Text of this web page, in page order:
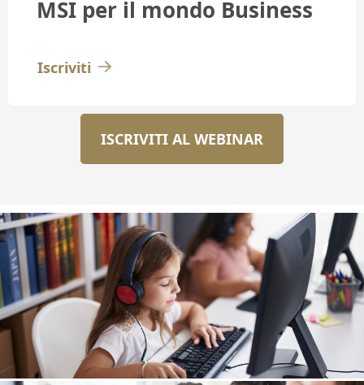
MSI per il mondo Business
Iscriviti
ISCRIVITI AL WEBINAR